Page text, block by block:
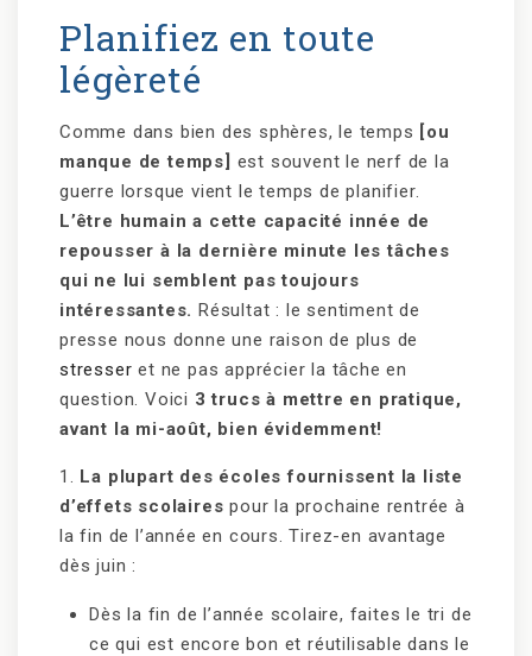
Planifiez en toute
légèreté
Comme dans bien des sphères, le temps [ou
manque de temps] est souvent le nerf de la
guerre lorsque vient le temps de planifier.
L’être humain a cette capacité innée de
repousser à la dernière minute les tâches
qui ne lui semblent pas toujours
intéressantes. Résultat : le sentiment de
presse nous donne une raison de plus de
stresser et ne pas apprécier la tâche en
question. Voici 3 trucs à mettre en pratique,
avant la mi-août, bien évidemment!
1. La plupart des écoles fournissent la liste
d’effets scolaires pour la prochaine rentrée à
la fin de l’année en cours. Tirez-en avantage
dès juin :
Dès la fin de l’année scolaire, faites le tri de
ce qui est encore bon et réutilisable dans le